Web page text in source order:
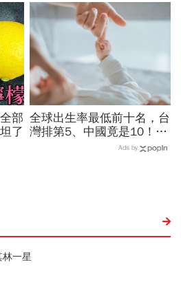
坑
部
了
全球出生率最低前十名，台
灣排第5、中國竟是10！亞
洲4國入榜「無聲危機」，
Ads by
一星